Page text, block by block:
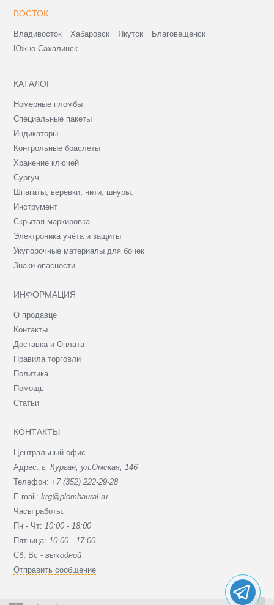
ВОСТОК
Владивосток Хабаровск Якутск
Благовещенск
Южно-Сахалинск
КАТАЛОГ
Номерные пломбы
Специальные пакеты
Индикаторы
Контрольные браслеты
Хранение ключей
Сургуч
Шпагаты, веревки, нити, шнуры.
Инструмент
Скрытая маркировка
Электроника учёта и защиты
Укупорочные материалы для бочек
Знаки опасности
ИНФОРМАЦИЯ
О продавце
Контакты
Доставка и Оплата
Правила торговли
Политика
Помощь
Статьи
КОНТАКТЫ
Центральный офис
Адрес:г. Курган, ул.Омская, 146
Телефон: +7 (352) 222-29-28
E-mail:krg@plombaural.ru
Часы работы:
Пн - Чт: 10:00 - 18:00
Пятница: 10:00 - 17:00
Сб, Вc -выходной
Отправить сообщение